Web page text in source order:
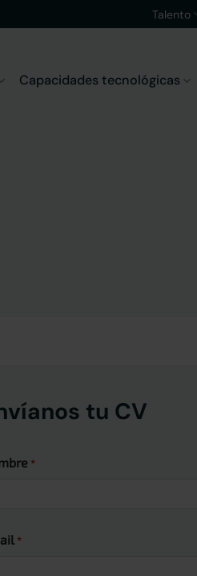
Talento
Capacidades tecnológicas
tu CV
*
*